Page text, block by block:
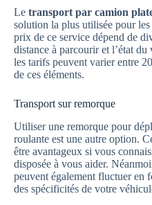
Le transport par camion
solution la plus utilisée pour
prix de ce service dépend de
distance à parcourir et l’état
les tarifs peuvent varier entre
de ces éléments.
Transport sur remorque
Utiliser une remorque pour
roulante est une autre option.
être avantageux si vous
disposée à vous aider.
peuvent également fluctuer en
des spécificités de votre